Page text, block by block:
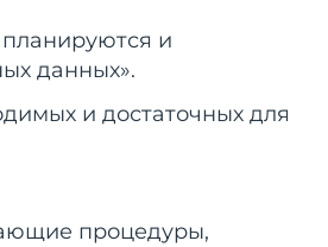
и
данных».
и достаточных для
процедуры,